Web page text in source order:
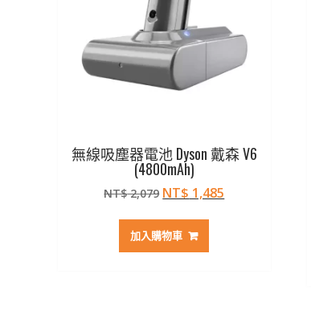
無線吸塵器電池 Dyson 戴森 V6
(4800mAh)
NT$2,079 原
價
格：
NT$ 1,485
加入購物車